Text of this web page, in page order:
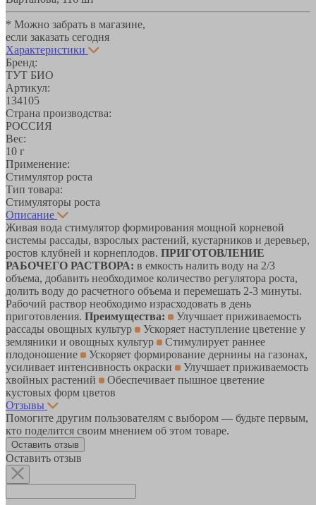
* Можно забрать в магазине,
если заказать сегодня
Характеристики
Бренд:
ТУТ БИО
Артикул:
134105
Страна производства:
РОССИЯ
Вес:
10 г
Применение:
Стимулятор роста
Тип товара:
Стимуляторы роста
Описание
Живая вода стимулятор формирования мощной корневой
системы рассады, взрослых растений, кустарников и деревьер,
ростов клубней и корнеплодов. ПРИГОТОВЛЕНИЕ
РАБОЧЕГО РАСТВОРА: в емкость налить воду на 2/3
объема, добавить необходимое количество регулятора роста,
долить воду до расчетного объема и перемешать 2-3 минуты.
Рабочий раствор необходимо израсходовать в день
приготовления. Преимущества:
Улучшает приживаемость
рассады овощных культур
Ускоряет наступление цветение у
земляники и овощных культур
Стимулирует раннее
плодоношение
Ускоряет формирование дернины на газонах,
усиливает интенсивность окраски
Улучшает приживаемость
хвойных растений
Обеспечивает пышное цветение
кустовых форм цветов
Отзывы
Помогите другим пользователям с выбором — будьте первым,
кто поделится своим мнением об этом товаре.
Оставить отзыв
Оставить отзыв